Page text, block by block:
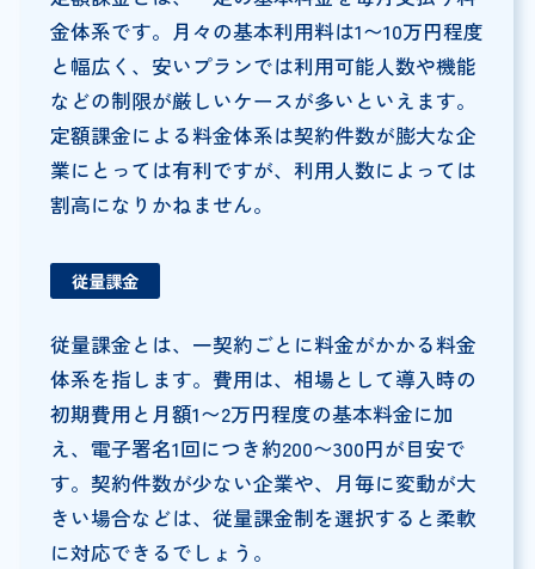
金体系です。月々の基本利用料は1〜10万円程度
と幅広く、安いプランでは利用可能人数や機能
などの制限が厳しいケースが多いといえます。
定額課金による料金体系は契約件数が膨大な企
業にとっては有利ですが、利用人数によっては
割高になりかねません。
従量課金
従量課金とは、一契約ごとに料金がかかる料金
体系を指します。費用は、相場として導入時の
初期費用と月額1〜2万円程度の基本料金に加
え、電子署名1回につき約200〜300円が目安で
す。契約件数が少ない企業や、月毎に変動が大
きい場合などは、従量課金制を選択すると柔軟
に対応できるでしょう。